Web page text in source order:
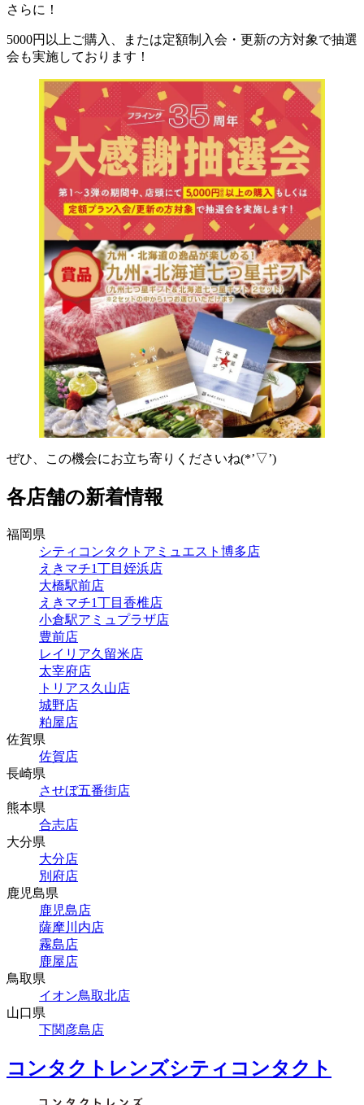
さらに！
5000円以上ご購入、または定額制入会・更新の方対象で抽選
会も実施しております！
ぜひ、この機会にお立ち寄りくださいね(*’▽’)
各店舗の新着情報
福岡県
シティコンタクトアミュエスト博多店
えきマチ1丁目姪浜店
大橋駅前店
えきマチ1丁目香椎店
小倉駅アミュプラザ店
豊前店
レイリア久留米店
太宰府店
トリアス久山店
城野店
粕屋店
佐賀県
佐賀店
長崎県
させぼ五番街店
熊本県
合志店
大分県
大分店
別府店
鹿児島県
鹿児島店
薩摩川内店
霧島店
鹿屋店
鳥取県
イオン鳥取北店
山口県
下関彦島店
コンタクトレンズシティコンタクト